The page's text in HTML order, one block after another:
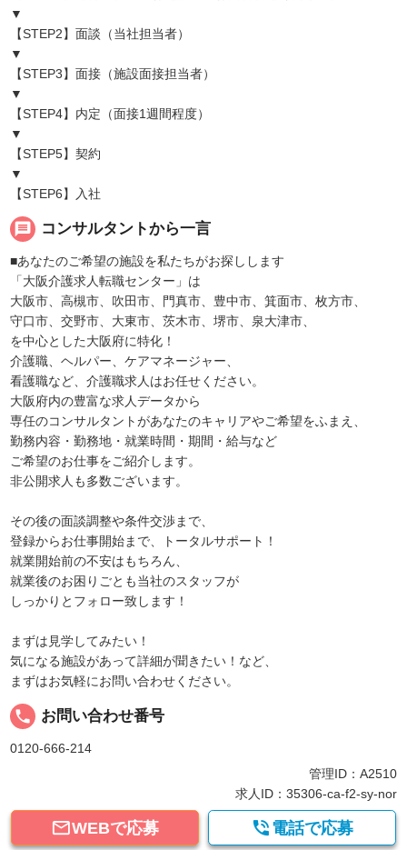
▼
【STEP2】面談（当社担当者）
▼
【STEP3】面接（施設面接担当者）
▼
【STEP4】内定（面接1週間程度）
▼
【STEP5】契約
▼
【STEP6】入社
message コンサルタントから一言
■あなたのご希望の施設を私たちがお探しします
「大阪介護求人転職センター」は
大阪市、高槻市、吹田市、門真市、豊中市、箕面市、枚方市、
守口市、交野市、大東市、茨木市、堺市、泉大津市、
を中心とした大阪府に特化！
介護職、ヘルパー、ケアマネージャー、
看護職など、介護職求人はお任せください。
大阪府内の豊富な求人データから
専任のコンサルタントがあなたのキャリアやご希望をふまえ、
勤務内容・勤務地・就業時間・期間・給与など
ご希望のお仕事をご紹介します。
非公開求人も多数ございます。
その後の面談調整や条件交渉まで、
登録からお仕事開始まで、トータルサポート！
就業開始前の不安はもちろん、
就業後のお困りごとも当社のスタッフが
しっかりとフォロー致します！
まずは見学してみたい！
気になる施設があって詳細が聞きたい！など、
まずはお気軽にお問い合わせください。
local_phone お問い合わせ番号
0120-666-214
管理ID：A2510
求人ID：35306-ca-f2-sy-nor
WEBで応募  電話で応募